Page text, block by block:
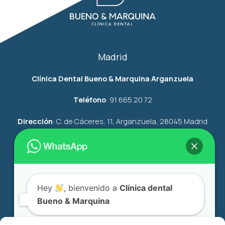
Madrid
Clínica Dental Bueno & Marquina Arganzuela
Teléfono: 91 665 20 72
Dirección: C. de Cáceres, 11, Arganzuela, 28045 Madrid
citasmadrid@clinicadentalbuenomarquina.com
Ver mapa
Getafe
Hey , bienvenido aClínica dental
Bueno & Marquina